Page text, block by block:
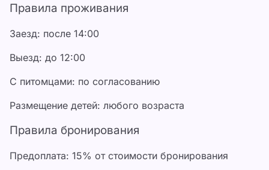
Правила проживания
Заезд: после 14:00
Выезд: до 12:00
С питомцами: по согласованию
Размещение детей: любого возраста
Правила бронирования
Предоплата: 15% от стоимости бронирования